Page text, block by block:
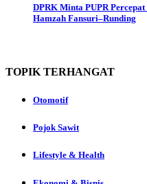
DPRK Minta PUPR
Hamzah Fansuri–Runding
TOPIK TERHANGAT
Otomotif
Pojok Sawit
Lifestyle & Health